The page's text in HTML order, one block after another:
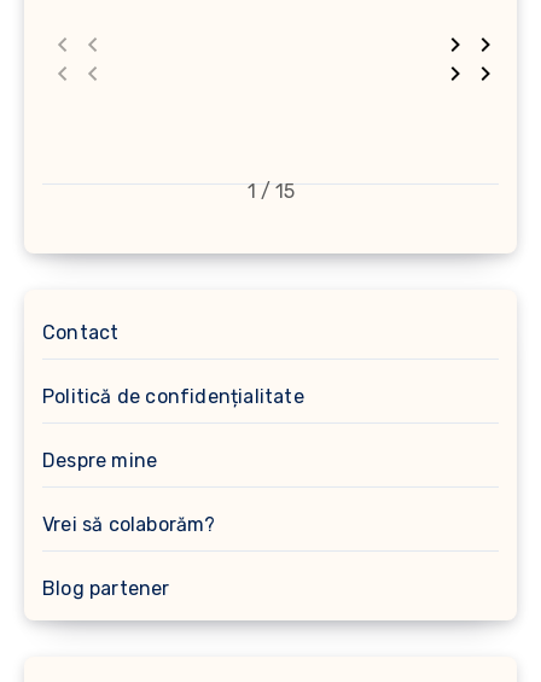
1 / 15
Contact
Politică de confidențialitate
Despre mine
Vrei să colaborăm?
Blog partener